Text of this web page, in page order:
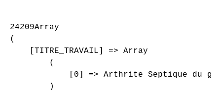
24209Array
(
    [TITRE_TRAVAIL] => Array
        (
[0] => Arthrite Septique du
        )